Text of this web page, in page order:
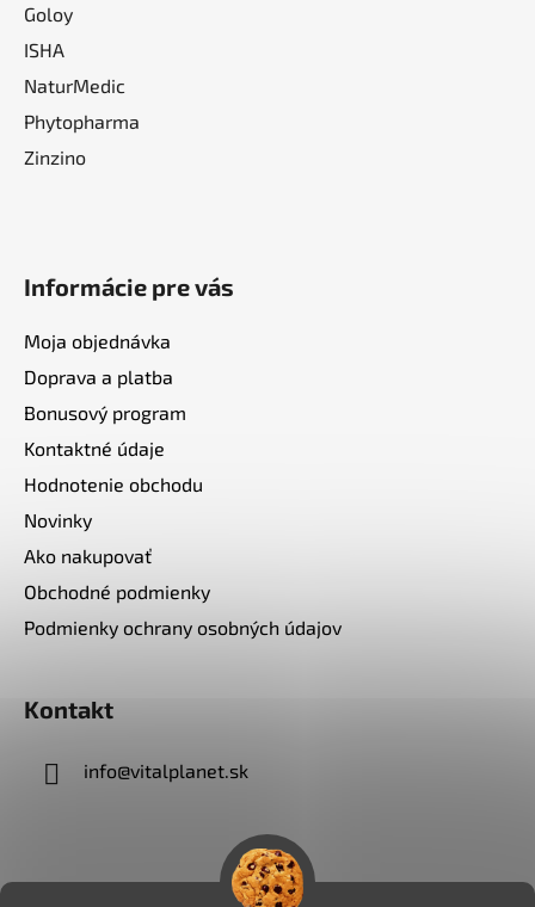
Goloy
ISHA
NaturMedic
Phytopharma
Zinzino
Informácie pre vás
Moja objednávka
Doprava a platba
Bonusový program
Kontaktné údaje
Hodnotenie obchodu
Novinky
Ako nakupovať
Obchodné podmienky
Podmienky ochrany osobných údajov
Kontakt
info@vitalplanet.sk